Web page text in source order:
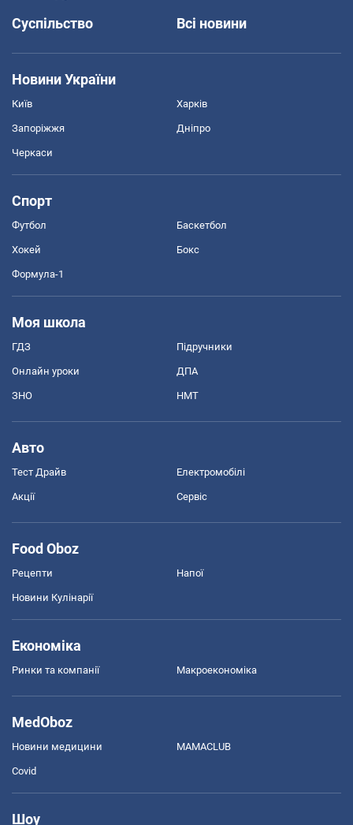
Суспільство
Всі новини
Новини України
Київ Харків
Запоріжжя Дніпро
Черкаси
Спорт
Футбол Баскетбол
Хокей Бокс
Формула-1
Моя школа
ГДЗ Підручники
Онлайн уроки ДПА
ЗНО НМТ
Авто
Тест Драйв Електромобілі
Акції Сервіс
Food Oboz
Рецепти Напої
Новини Кулінарії
Економіка
Ринки та компанії Макроекономіка
MedOboz
Новини медицини MAMACLUB
Covid
Шоу